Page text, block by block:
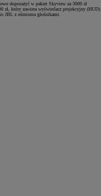
doposażyć w pakiet Skyview za 3000 zł
zł, który zawiera wyświetlacz projekcyjny (HUD)
JBL z ośmioma głośnikami.